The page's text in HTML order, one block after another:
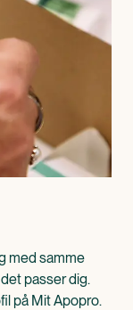
med samme
passer dig.
på Mit Apopro.